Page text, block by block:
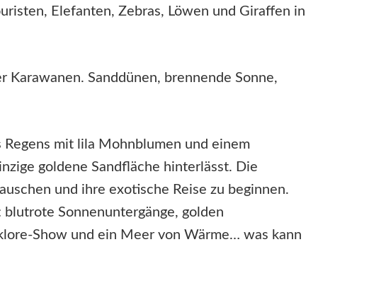
Elefanten, Zebras, Löwen und Giraffen in
Sanddünen, brennende Sonne,
mit lila Mohnblumen und einem
goldene Sandfläche hinterlässt. Die
und ihre exotische Reise zu beginnen.
Sonnenuntergänge, golden
Show und ein Meer von Wärme… was kann